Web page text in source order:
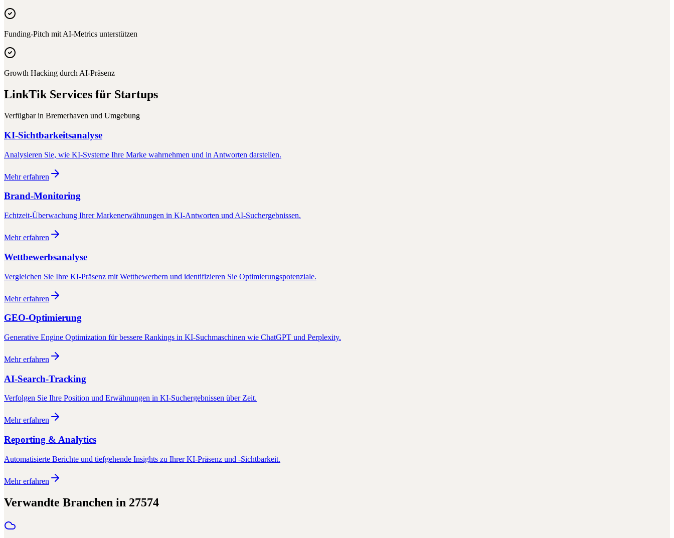
Funding-Pitch mit AI-Metrics unterstützen
Growth Hacking durch AI-Präsenz
LinkTik Services für Startups
Verfügbar in Bremerhaven und Umgebung
KI-Sichtbarkeitsanalyse
Analysieren Sie, wie KI-Systeme Ihre Marke wahrnehmen und in Antworten darstellen.
Mehr erfahren
Brand-Monitoring
Echtzeit-Überwachung Ihrer Markenerwähnungen in KI-Antworten und AI-Suchergebnissen.
Mehr erfahren
Wettbewerbsanalyse
Vergleichen Sie Ihre KI-Präsenz mit Wettbewerbern und identifizieren Sie Optimierungspotenziale.
Mehr erfahren
GEO-Optimierung
Generative Engine Optimization für bessere Rankings in KI-Suchmaschinen wie ChatGPT und Perplexity.
Mehr erfahren
AI-Search-Tracking
Verfolgen Sie Ihre Position und Erwähnungen in KI-Suchergebnissen über Zeit.
Mehr erfahren
Reporting & Analytics
Automatisierte Berichte und tiefgehende Insights zu Ihrer KI-Präsenz und -Sichtbarkeit.
Mehr erfahren
Verwandte Branchen in 27574